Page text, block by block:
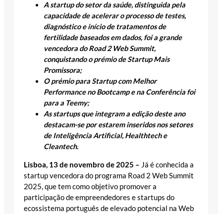
A startup do setor da saúde, distinguida pela
capacidade de acelerar o processo de testes,
diagnóstico e início de tratamentos de
fertilidade baseados em dados, foi a grande
vencedora do Road 2 Web Summit,
conquistando o prémio de Startup Mais
Promissora;
O prémio para Startup com Melhor
Performance no Bootcamp e na Conferência foi
para a Teemy;
As startups que integram a edição deste ano
destacam-se por estarem inseridos nos setores
de Inteligência Artificial, Healthtech e
Cleantech.
Lisboa, 13 de novembro de 2025 – Já é conhecida a
startup vencedora do programa Road 2 Web Summit
2025, que tem como objetivo promover a
participação de empreendedores e startups do
ecossistema português de elevado potencial na Web